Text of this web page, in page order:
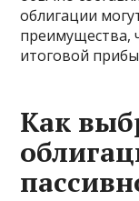
облигации
преимущества,
итоговой
Как